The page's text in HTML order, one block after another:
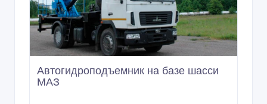
Автогидроподъемник на базе шасси
МАЗ